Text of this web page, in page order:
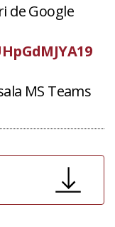
de Google
MS Teams